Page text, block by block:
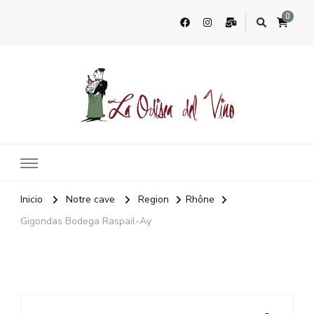
0
Inicio Notre cave Region
Rhône
Gigondas Bodega Raspail-Ay